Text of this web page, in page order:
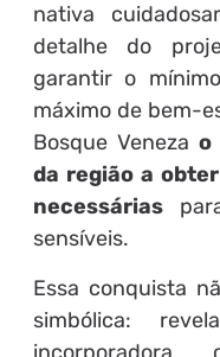
nativa
detalhe do
garantir o
máximo de bem-
Bosque Veneza o
da região a
necessárias
sensíveis.
Essa conquista
simbólica: